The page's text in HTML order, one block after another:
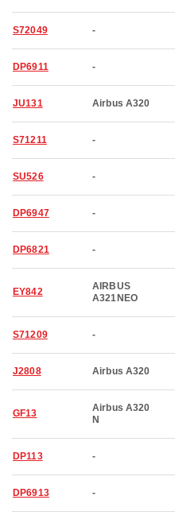
S72049 -
DP6911 -
JU131 Airbus A320
S71211 -
SU526 -
DP6947 -
DP6821 -
EY842
AIRBUS
A321NEO
S71209 -
J2808 Airbus A320
GF13
Airbus A320
N
DP113 -
DP6913 -